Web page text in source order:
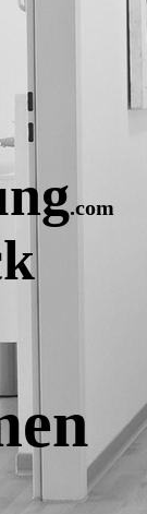
.com